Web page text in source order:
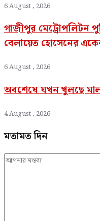
6 August , 2026
গাজীপুর মেট্রোপলিটন
বেলায়েত হোসেনের
6 August , 2026
অবশেষে যখন খুলছে
4 August , 2026
মতামত দিন